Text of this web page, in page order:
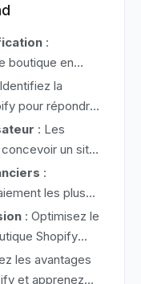
:
boutique en
d’un
également à
votre boutique.
la
pour répondre
Nous
d’accueil
efficaces, et la
: Les
un site
vos visiteurs.
l’affichage de
:
les plus
toutes les
site e-
sécurité.
: Optimisez le
Shopify
et augmenter
les avantages
et apprenez